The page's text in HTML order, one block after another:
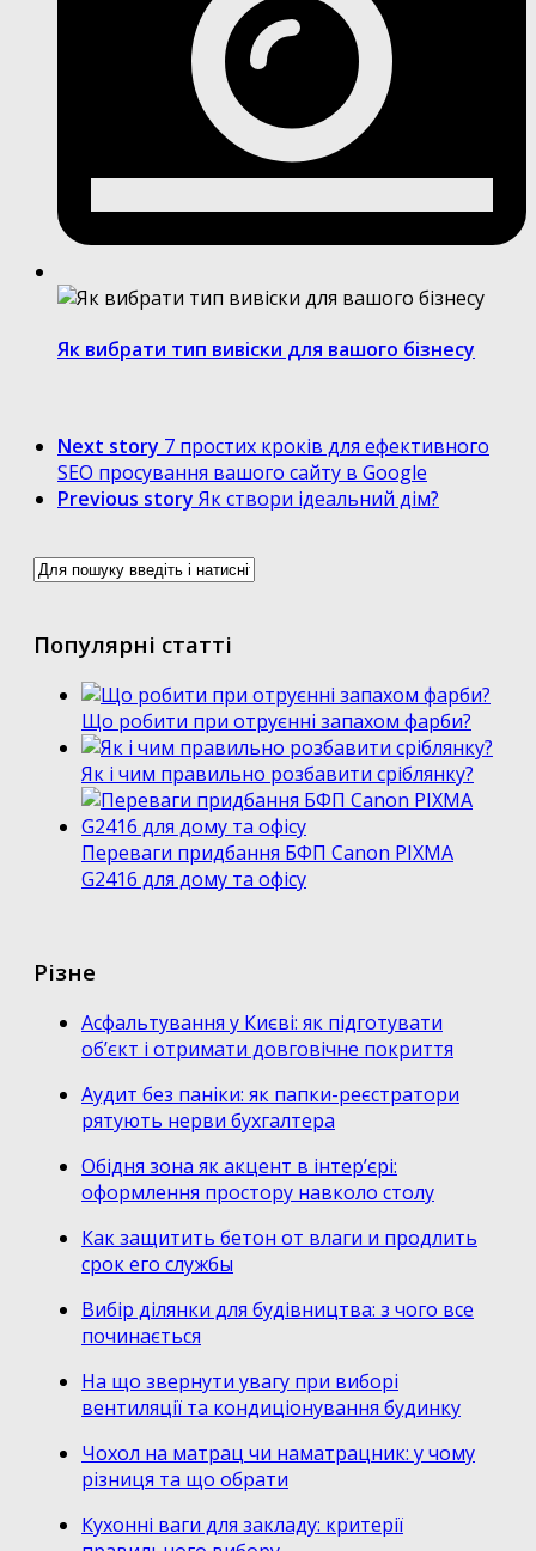
Як вибрати тип вивіски для вашого бізнесу
Next story 7 простих кроків для ефективного
SEO просування вашого сайту в Google
Previous story Як створи ідеальний дім?
Популярні статті
Що робити при отруєнні запахом фарби?
Як і чим правильно розбавити сріблянку?
Переваги придбання БФП Canon PIXMA
G2416 для дому та офісу
Різне
Асфальтування у Києві: як підготувати
об’єкт і отримати довговічне покриття
Аудит без паніки: як папки-реєстратори
рятують нерви бухгалтера
Обідня зона як акцент в інтер’єрі:
оформлення простору навколо столу
Как защитить бетон от влаги и продлить
срок его службы
Вибір ділянки для будівництва: з чого все
починається
На що звернути увагу при виборі
вентиляції та кондиціонування будинку
Чохол на матрац чи наматрацник: у чому
різниця та що обрати
Кухонні ваги для закладу: критерії